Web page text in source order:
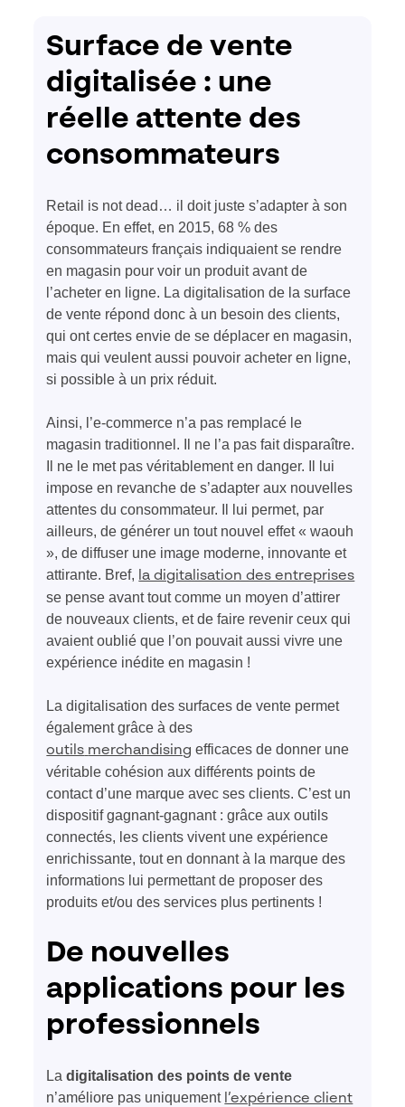
Surface de vente
digitalisée : une
réelle attente des
consommateurs
Retail is not dead… il doit juste s’adapter à son
époque. En effet, en 2015, 68 % des
consommateurs français indiquaient se rendre
en magasin pour voir un produit avant de
l’acheter en ligne. La digitalisation de la surface
de vente répond donc à un besoin des clients,
qui ont certes envie de se déplacer en magasin,
mais qui veulent aussi pouvoir acheter en ligne,
si possible à un prix réduit.
Ainsi, l’e-commerce n’a pas remplacé le
magasin traditionnel. Il ne l’a pas fait disparaître.
Il ne le met pas véritablement en danger. Il lui
impose en revanche de s’adapter aux nouvelles
attentes du consommateur. Il lui permet, par
ailleurs, de générer un tout nouvel effet « waouh
», de diffuser une image moderne, innovante et
attirante. Bref, la digitalisation des entreprises
se pense avant tout comme un moyen d’attirer
de nouveaux clients, et de faire revenir ceux qui
avaient oublié que l’on pouvait aussi vivre une
expérience inédite en magasin !
La digitalisation des surfaces de vente permet
également grâce à des
outils merchandising efficaces de donner une
véritable cohésion aux différents points de
contact d’une marque avec ses clients. C’est un
dispositif gagnant-gagnant : grâce aux outils
connectés, les clients vivent une expérience
enrichissante, tout en donnant à la marque des
informations lui permettant de proposer des
produits et/ou des services plus pertinents !
De nouvelles
applications pour les
professionnels
Ladigitalisation des points de vente
n’améliore pas uniquement l’expérience client